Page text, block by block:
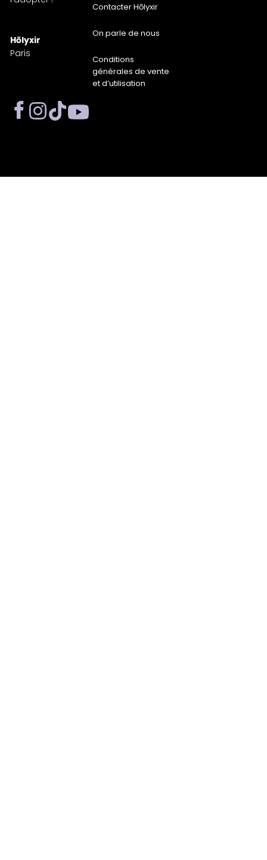
Hōlyxir
Paris
Contacter Hōlyxir
On parle de nous
Conditions
générales de vente
et d’utilisation